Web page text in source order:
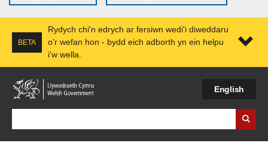
BETA
Rydych chi'n edrych ar fersiwn wedi'i diweddaru
o'r wefan hon - bydd eich adborth yn ein helpu
i'w wella.
English